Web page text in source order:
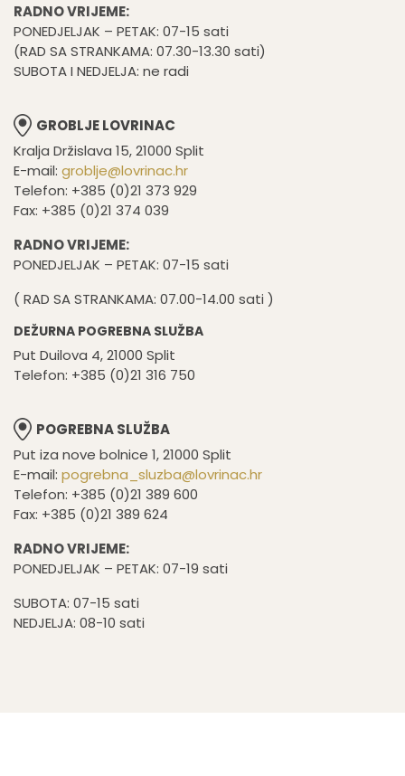
RADNO VRIJEME:
PONEDJELJAK – PETAK: 07-15 sati
(RAD SA STRANKAMA: 07.30-13.30 sati)
SUBOTA I NEDJELJA: ne radi
GROBLJE LOVRINAC
Kralja Držislava 15, 21000 Split
E-mail: groblje@lovrinac.hr
Telefon: +385 (0)21 373 929
Fax: +385 (0)21 374 039
RADNO VRIJEME:
PONEDJELJAK – PETAK: 07-15 sati
( RAD SA STRANKAMA: 07.00-14.00 sati )
DEŽURNA POGREBNA SLUŽBA
Put Duilova 4, 21000 Split
Telefon: +385 (0)21 316 750
POGREBNA SLUŽBA
Put iza nove bolnice 1, 21000 Split
E-mail: pogrebna_sluzba@lovrinac.hr
Telefon: +385 (0)21 389 600
Fax: +385 (0)21 389 624
RADNO VRIJEME:
PONEDJELJAK – PETAK: 07-19 sati
SUBOTA: 07-15 sati
NEDJELJA: 08-10 sati